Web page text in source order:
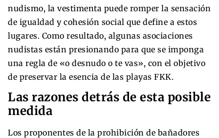
nudismo, la vestimenta puede romper la sensación
de igualdad y cohesión social que define a estos
lugares. Como resultado, algunas asociaciones
nudistas están presionando para que se imponga
una regla de «o desnudo o te vas», con el objetivo
de preservar la esencia de las playas FKK.
Las razones detrás de esta posible
medida
Los proponentes de la prohibición de bañadores